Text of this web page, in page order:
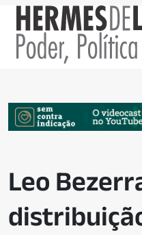
Leo